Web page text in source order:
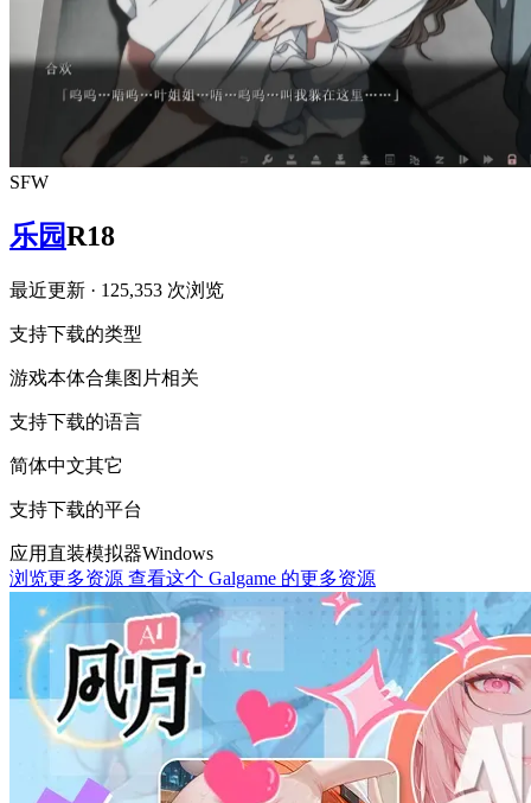
SFW
乐园R18
最近更新 · 125,353 次浏览
支持下载的类型
游戏本体合集图片相关
支持下载的语言
简体中文其它
支持下载的平台
应用直装模拟器Windows
浏览更多资源 查看这个 Galgame 的更多资源